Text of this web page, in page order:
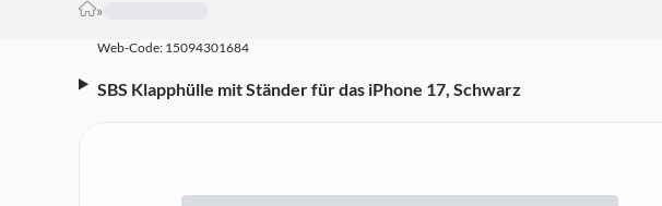
»
Web-Code: 15094301684
SBS Klapphülle mit Ständer für das iPhone 17, Schwarz